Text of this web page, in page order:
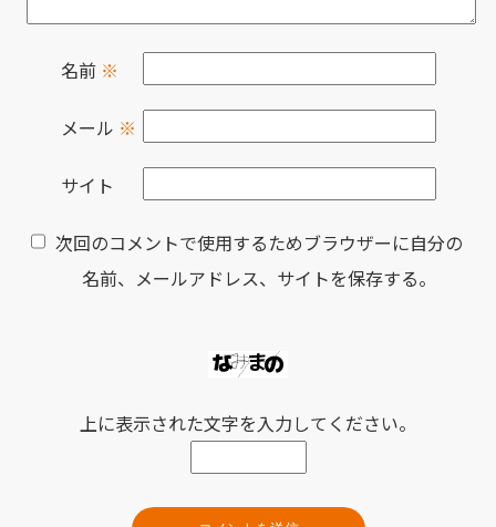
名前 ※
メール ※
サイト
次回のコメントで使用するためブラウザーに自分の
名前、メールアドレス、サイトを保存する。
上に表示された文字を入力してください。